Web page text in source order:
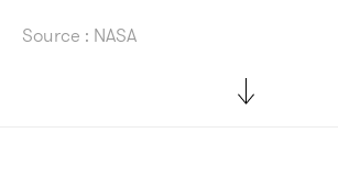
Source : NASA